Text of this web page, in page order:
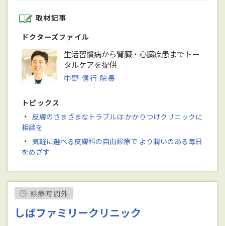
取材記事
ドクターズファイル
生活習慣病から腎臓・心臓疾患までトー
タルケアを提供
中野 信行 院長
トピックス
・ 皮膚のさまざまなトラブルは かかりつけクリニックに
相談を
・ 気軽に選べる皮膚科の自由診療で より潤いのある毎日
をめざす
診療時間外
しばファミリークリニック